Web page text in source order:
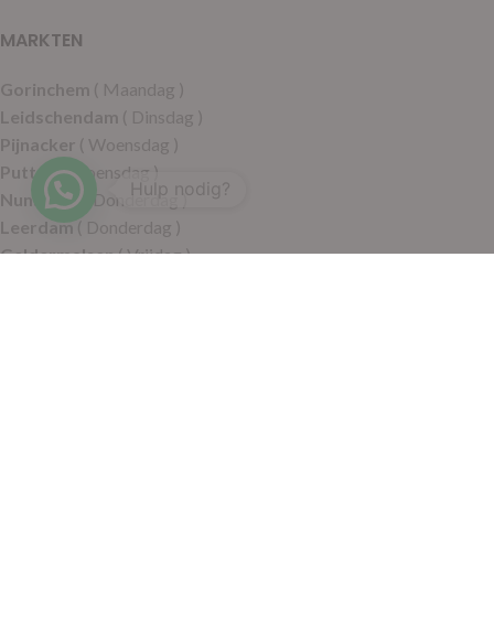
MARKTEN
Gorinchem ( Maandag )
Leidschendam ( Dinsdag )
Pijnacker ( Woensdag )
Putten( Woensdag )
Nunspeet( Donderdag )
Leerdam( Donderdag )
Geldermalsen( Vrijdag )
Hulp nodig?